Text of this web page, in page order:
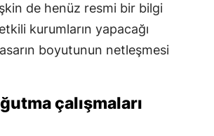
de henüz resmi bir bilgi
kurumların yapacağı
boyutunun netleşmesi
çalışmaları